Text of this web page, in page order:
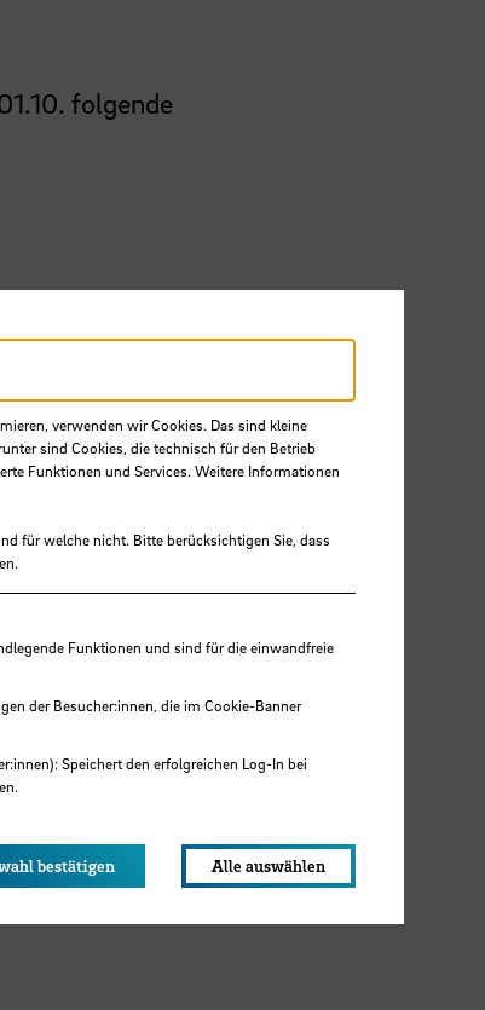
folgende
für
verwenden wir Cookies. Das sind kleine
sind Cookies, die technisch für den Betrieb
Funktionen und Services. Weitere Informationen
für welche nicht. Bitte berücksichtigen Sie, dass
Funktionen und sind für die einwandfreie
der Besucher:innen, die im Cookie-Banner
Speichert den erfolgreichen Log-In bei
bestätigen Alle auswählen